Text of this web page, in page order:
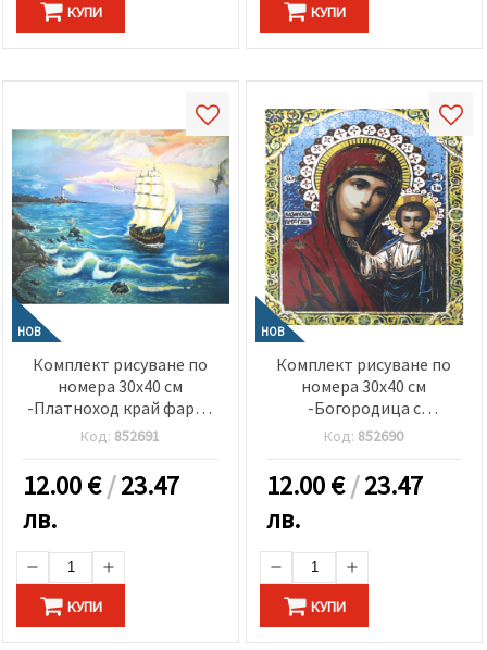
КУПИ КУПИ
НОВ
Комплект рисуване по
номера 30x40 см
-Платноход край фара -
KTL2172
Код: 852691
12.00€/23.47
лв.
КУПИ
НОВ
Комплект рисуване по
номера 30x40 см
-Богородица с
младенеца - KTL7044
Код: 852690
12.00€/23.47
лв.
КУПИ